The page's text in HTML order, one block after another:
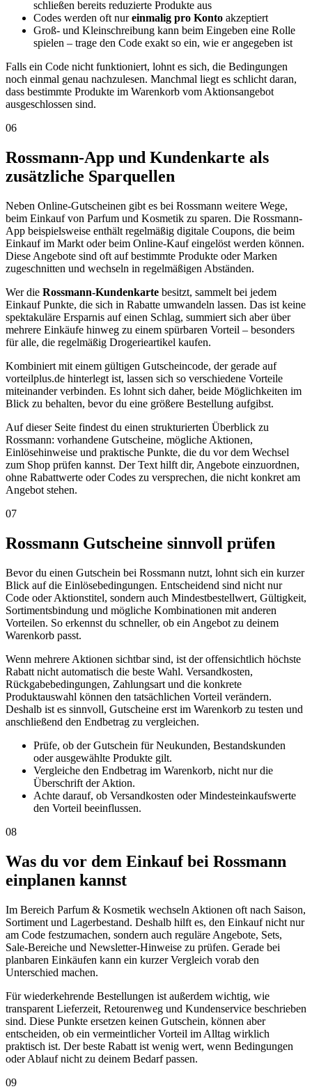
schließen bereits reduzierte Produkte aus
Codes werden oft nureinmalig pro Konto akzeptiert
Groß- und Kleinschreibung kann beim Eingeben eine Rolle
spielen – trage den Code exakt so ein, wie er angegeben ist
Falls ein Code nicht funktioniert, lohnt es sich, die Bedingungen
noch einmal genau nachzulesen. Manchmal liegt es schlicht daran,
dass bestimmte Produkte im Warenkorb vom Aktionsangebot
ausgeschlossen sind.
06
Rossmann-App und Kundenkarte als
zusätzliche Sparquellen
Neben Online-Gutscheinen gibt es bei Rossmann weitere Wege,
beim Einkauf von Parfum und Kosmetik zu sparen. Die Rossmann-
App beispielsweise enthält regelmäßig digitale Coupons, die beim
Einkauf im Markt oder beim Online-Kauf eingelöst werden können.
Diese Angebote sind oft auf bestimmte Produkte oder Marken
zugeschnitten und wechseln in regelmäßigen Abständen.
Wer die Rossmann-Kundenkarte besitzt, sammelt bei jedem
Einkauf Punkte, die sich in Rabatte umwandeln lassen. Das ist keine
spektakuläre Ersparnis auf einen Schlag, summiert sich aber über
mehrere Einkäufe hinweg zu einem spürbaren Vorteil – besonders
für alle, die regelmäßig Drogerieartikel kaufen.
Kombiniert mit einem gültigen Gutscheincode, der gerade auf
vorteilplus.de hinterlegt ist, lassen sich so verschiedene Vorteile
miteinander verbinden. Es lohnt sich daher, beide Möglichkeiten im
Blick zu behalten, bevor du eine größere Bestellung aufgibst.
Auf dieser Seite findest du einen strukturierten Überblick zu
Rossmann: vorhandene Gutscheine, mögliche Aktionen,
Einlösehinweise und praktische Punkte, die du vor dem Wechsel
zum Shop prüfen kannst. Der Text hilft dir, Angebote einzuordnen,
ohne Rabattwerte oder Codes zu versprechen, die nicht konkret am
Angebot stehen.
07
Rossmann Gutscheine sinnvoll prüfen
Bevor du einen Gutschein bei Rossmann nutzt, lohnt sich ein kurzer
Blick auf die Einlösebedingungen. Entscheidend sind nicht nur
Code oder Aktionstitel, sondern auch Mindestbestellwert, Gültigkeit,
Sortimentsbindung und mögliche Kombinationen mit anderen
Vorteilen. So erkennst du schneller, ob ein Angebot zu deinem
Warenkorb passt.
Wenn mehrere Aktionen sichtbar sind, ist der offensichtlich höchste
Rabatt nicht automatisch die beste Wahl. Versandkosten,
Rückgabebedingungen, Zahlungsart und die konkrete
Produktauswahl können den tatsächlichen Vorteil verändern.
Deshalb ist es sinnvoll, Gutscheine erst im Warenkorb zu testen und
anschließend den Endbetrag zu vergleichen.
Prüfe, ob der Gutschein für Neukunden, Bestandskunden
oder ausgewählte Produkte gilt.
Vergleiche den Endbetrag im Warenkorb, nicht nur die
Überschrift der Aktion.
Achte darauf, ob Versandkosten oder Mindesteinkaufswerte
den Vorteil beeinflussen.
08
Was du vor dem Einkauf bei Rossmann
einplanen kannst
Im Bereich Parfum & Kosmetik wechseln Aktionen oft nach Saison,
Sortiment und Lagerbestand. Deshalb hilft es, den Einkauf nicht nur
am Code festzumachen, sondern auch reguläre Angebote, Sets,
Sale-Bereiche und Newsletter-Hinweise zu prüfen. Gerade bei
planbaren Einkäufen kann ein kurzer Vergleich vorab den
Unterschied machen.
Für wiederkehrende Bestellungen ist außerdem wichtig, wie
transparent Lieferzeit, Retourenweg und Kundenservice beschrieben
sind. Diese Punkte ersetzen keinen Gutschein, können aber
entscheiden, ob ein vermeintlicher Vorteil im Alltag wirklich
praktisch ist. Der beste Rabatt ist wenig wert, wenn Bedingungen
oder Ablauf nicht zu deinem Bedarf passen.
09